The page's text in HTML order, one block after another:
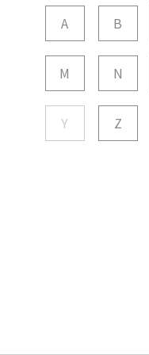
A B
M N
Y Z